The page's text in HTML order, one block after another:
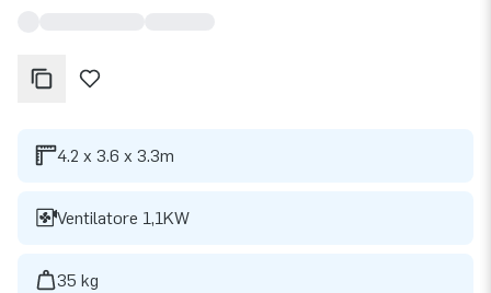
4.2 x 3.6 x 3.3m
Ventilatore 1,1KW
35 kg